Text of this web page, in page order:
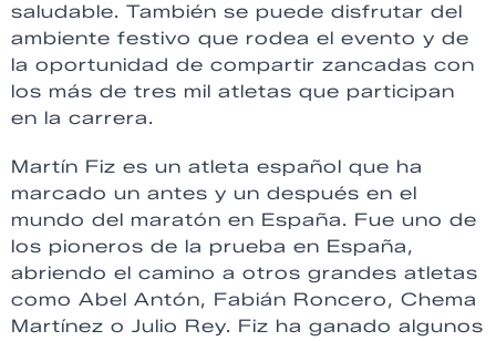
saludable. También se puede disfrutar del
ambiente festivo que rodea el evento y de
la oportunidad de compartir zancadas con
los más de tres mil atletas que participan
en la carrera.
Martín Fiz es un atleta español que ha
marcado un antes y un después en el
mundo del maratón en España. Fue uno de
los pioneros de la prueba en España,
abriendo el camino a otros grandes atletas
como Abel Antón, Fabián Roncero, Chema
Martínez o Julio Rey. Fiz ha ganado algunos